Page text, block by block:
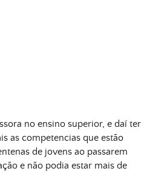
no ensino superior, e daí ter
as competencias que estão
de jovens ao passarem
e não podia estar mais de